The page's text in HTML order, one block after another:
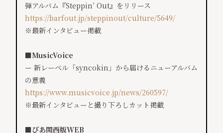
弾アルバム『Steppin’ Out』をリリース
https://barfout.jp/steppinout/culture/5649/
※最新インタビュー掲載
■MusicVoice
ー 新レーベル「syncokin」から届けるニューアルバム
の意義
https://www.musicvoice.jp/news/260597/
※最新インタビューと撮り下ろしカット掲載
■ぴあ関西版WEB